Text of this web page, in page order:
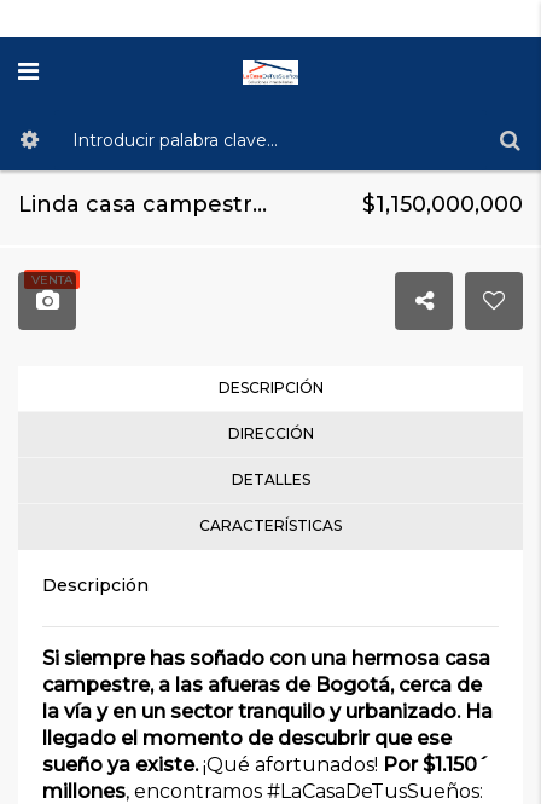
Linda casa campestre de 204m2 en San Diego, La Calera Cundinamarca $1,150,000,000
VENTA
DESCRIPCIÓN
DIRECCIÓN
DETALLES
CARACTERÍSTICAS
Descripción
Si siempre has soñado con una hermosa casa
campestre, a las afueras de Bogotá, cerca de
la vía y en un sector tranquilo y urbanizado. Ha
llegado el momento de descubrir que ese
sueño ya existe.¡Qué afortunados! Por $1.150´
millones, encontramos #LaCasaDeTusSueños: